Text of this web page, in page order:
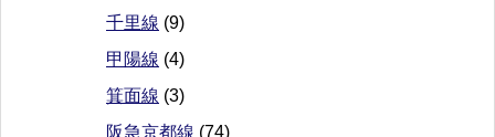
千里線 (9)
甲陽線 (4)
箕面線 (3)
阪急京都線 (74)